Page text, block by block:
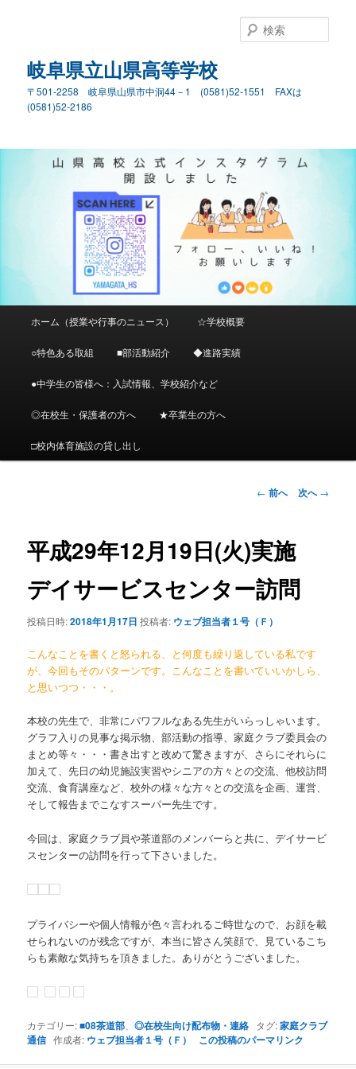
岐阜県立山県高等学校
〒501-2258 岐阜県山県市中洞44－1 (0581)52-1551 FAXは
(0581)52-2186
索
メ
イ
ン
コ
ン
ツ
へ
移
動
ホーム（授業や行事のニュース） ☆学校概要
○特色ある取組 ■部活動紹介 ◆進路実績
●中学生の皆様へ：入試情報、学校紹介など
◎在校生・保護者の方へ ★卒業生の方へ
□校内体育施設の貸し出し
投
ビ
ゲ
シ
ン
← 前へ 次へ→
平成29年12月19日(火)実施
デイサービスセンター訪問
投稿日時:2018年1月17日 投稿者: ウェブ担当者１号（Ｆ）
こんなことを書くと怒られる、と何度も繰り返している私です
が、今回もそのパターンです。こんなことを書いていいかしら、
と思いつつ・・・。
本校の先生で、非常にパワフルなある先生がいらっしゃいます。
グラフ入りの見事な掲示物、部活動の指導、家庭クラブ委員会の
まとめ等々・・・書き出すと改めて驚きますが、さらにそれらに
加えて、先日の幼児施設実習やシニアの方々との交流、他校訪問
交流、食育講座など、校外の様々な方々との交流を企画、運営、
そして報告までこなすスーパー先生です。
今回は、家庭クラブ員や茶道部のメンバーらと共に、デイサービ
スセンターの訪問を行って下さいました。
プライバシーや個人情報が色々言われるご時世なので、お顔を載
せられないのが残念ですが、本当に皆さん笑顔で、見ているこち
らも素敵な気持ちを頂きました。ありがとうございました。
カテゴリー:■08茶道部、◎在校生向け配布物・連絡 タグ:家庭クラブ
通信作成者: ウェブ担当者１号（Ｆ） この投稿のパーマリンク